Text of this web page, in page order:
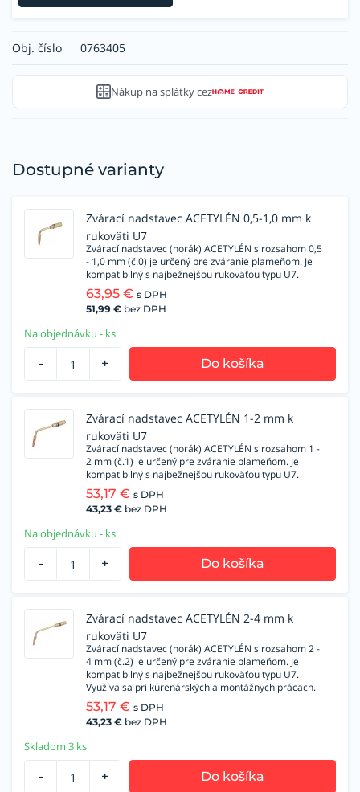
Obj. číslo 0763405
Nákup na splátky cez
Dostupné varianty
Zvárací nadstavec ACETYLÉN 0,5-1,0 mm k
rukoväti U7
Zvárací nadstavec (horák) ACETYLÉN s rozsahom 0,5
- 1,0 mm (č.0) je určený pre zváranie plameňom. Je
kompatibilný s najbežnejšou rukoväťou typu U7.
63,95 € s DPH
51,99 € bez DPH
Na objednávku - ks
- + Do košíka
Zvárací nadstavec ACETYLÉN 1-2 mm k
rukoväti U7
Zvárací nadstavec (horák) ACETYLÉN s rozsahom 1 -
2 mm (č.1) je určený pre zváranie plameňom. Je
kompatibilný s najbežnejšou rukoväťou typu U7.
53,17 € s DPH
43,23 € bez DPH
Na objednávku - ks
- + Do košíka
Zvárací nadstavec ACETYLÉN 2-4 mm k
rukoväti U7
Zvárací nadstavec (horák) ACETYLÉN s rozsahom 2 -
4 mm (č.2) je určený pre zváranie plameňom. Je
kompatibilný s najbežnejšou rukoväťou typu U7.
Využíva sa pri kúrenárských a montážnych prácach.
53,17 € s DPH
43,23 € bez DPH
Skladom 3 ks
- + Do košíka